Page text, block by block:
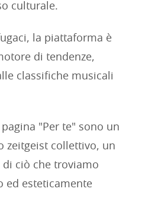
culturale.
la piattaforma è
di tendenze,
classifiche musicali
"Per te" sono un
zeitgeist collettivo, un
ciò che troviamo
ed esteticamente